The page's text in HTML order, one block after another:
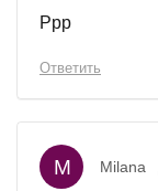
Ррр
Ответить
M Milana